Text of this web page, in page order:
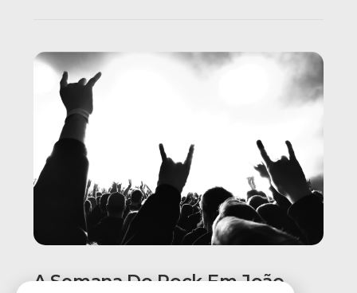
A Semana Do Rock Em João